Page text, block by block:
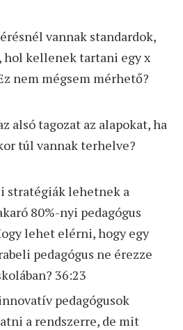
vannak standardok,
hol kellenek tartani egy x
nem mégsem mérhető?
alsó tagozat az alapokat, ha
túl vannak terhelve?
stratégiák lehetnek a
80%-nyi pedagógus
lehet elérni, hogy egy
pedagógus ne érezze
36:23
pedagógusok
a rendszerre, de mit